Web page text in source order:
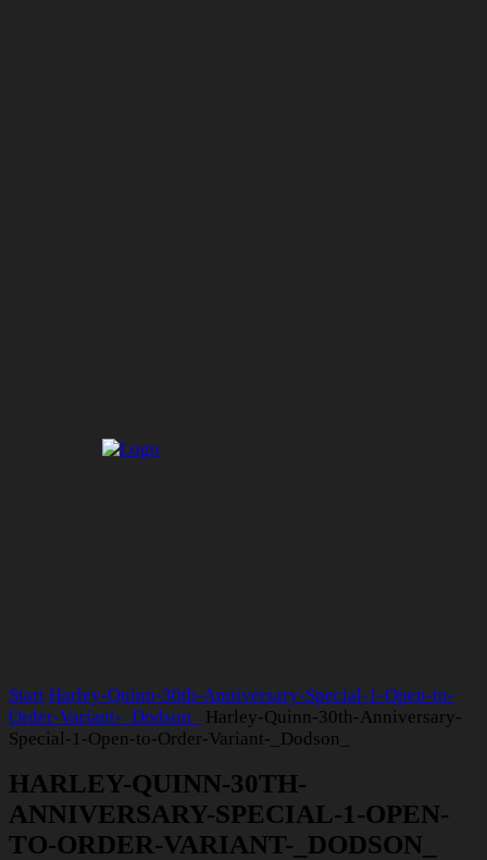
Start Harley-Quinn-30th-Anniversary-Special-1-Open-to-
Order-Variant-_Dodson_
Harley-Quinn-30th-Anniversary-
Special-1-Open-to-Order-Variant-_Dodson_
HARLEY-QUINN-30TH-
ANNIVERSARY-SPECIAL-1-OPEN-
TO-ORDER-VARIANT-_DODSON_